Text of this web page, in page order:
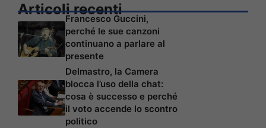
Articoli recenti
Francesco Guccini,
perché le sue canzoni
continuano a parlare al
presente
Delmastro, la Camera
blocca l’uso della chat:
cosa è successo e perché
il voto accende lo scontro
politico